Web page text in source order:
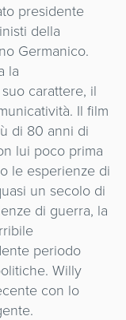
presidente
della
Germanico.
la
carattere, il
Il film
di 80 anni di
lui poco prima
le esperienze di
un secolo di
di guerra, la
periodo
Willy
con lo